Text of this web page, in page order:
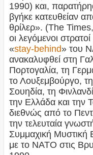
1990) και,
βγήκε κατευθείαν
θρίλερ». (The
οι λεγόμενοι
«stay-behind» του
ανακαλυφθεί στη
Πορτογαλία, τη
το Λουξεμβούργο,
Σουηδία, τη
την Ελλάδα και την
διεθνώς από το
την τελευταία
Συμμαχική Μυστική
με το ΝΑΤΟ στις